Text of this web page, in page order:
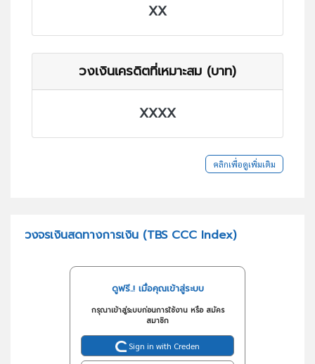
XX
วงเงินเครดิตที่เหมาะสม (บาท)
XXXX
คลิกเพื่อดูเพิ่มเติม
วงจรเงินสดทางการเงิน (TBS CCC Index)
ดูฟรี..! เมื่อคุณเข้าสู่ระบบ
กรุณาเข้าสู่ระบบก่อนการใช้งาน หรือ สมัคร
สมาชิก
Sign in with Creden